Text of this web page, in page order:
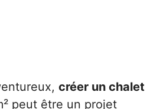
créer un chalet
peut être un projet